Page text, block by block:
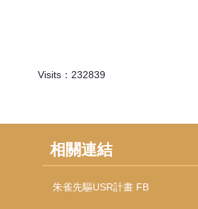
Visits： 232839
相關連結
朱雀先驅USR計畫 FB